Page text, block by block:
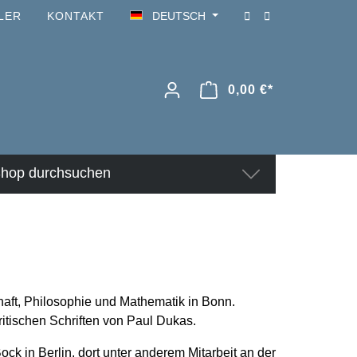
KONTAKT DEUTSCH
0,00 €*
durchsuchen
Philosophie und Mathematik in Bonn.
Schriften von Paul Dukas.
in Berlin, dort unter anderem Mitarbeit an der